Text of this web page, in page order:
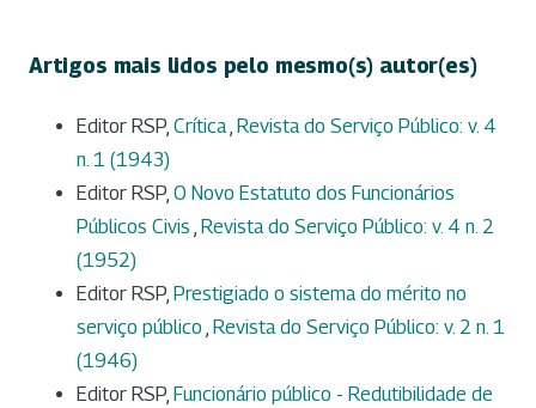
Artigos mais lidos pelo mesmo(s) autor(es)
Editor RSP, Crítica, Revista do Serviço Público: v. 4
n. 1 (1943)
Editor RSP, O Novo Estatuto dos Funcionários
Públicos Civis , Revista do Serviço Público: v. 4 n. 2
(1952)
Editor RSP, Prestigiado o sistema do mérito no
serviço público , Revista do Serviço Público: v. 2 n. 1
(1946)
Editor RSP, Funcionário público - Redutibilidade de